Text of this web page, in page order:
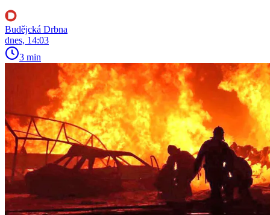
Budějcká Drbna
dnes, 14:03
3 min